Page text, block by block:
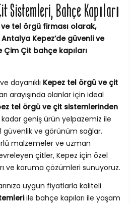
Sistemleri, Bahçe Kapıları
tel örgü firması olarak,
Kepez’de güvenli ve
Çit bahçe kapıları
dayanıklı Kepez tel örgü ve çit
arayışında olanlar için ideal
tel örgü ve çit sistemlerinden
geniş ürün yelpazemiz ile
ve görünüm sağlar.
malzemeler ve uzman
çitler, Kepez için özel
ve koruma çözümleri sunuyoruz.
uygun fiyatlarla kaliteli
ile bahçe kapıları ile yaşam